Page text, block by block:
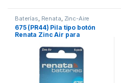
Baterías Renata Zinc-Aire
675 (PR44) Pila tipo botón
Renata Zinc Air para